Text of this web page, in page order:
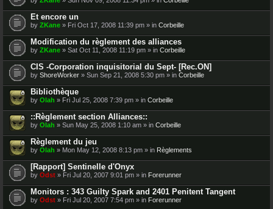
Et encore un
by ZKane » Fri Oct 17, 2008 11:39 pm » in Corbeille
Modification du règlement des alliances
by ZKane » Sat Oct 11, 2008 11:19 pm » in Corbeille
CIS -Corporation inquisitorial du Sept- [Rec.ON]
by ShoreWorker » Sun Sep 21, 2008 5:30 pm » in Corbeille
Bibliothèque
by Olah » Fri Jul 25, 2008 7:39 pm » in Corbeille
::Règlement section Alliances::
by Olah » Sun May 25, 2008 1:10 am » in Corbeille
Règlement du jeu
by Olah » Mon May 12, 2008 8:13 pm » in Règlements
[Rapport] Sentinelle d'Onyx
by Odst » Fri Jul 20, 2007 9:01 pm » in Forerunner
Monitors : 343 Guilty Spark and 2401 Penitent Tangent
by Odst » Fri Jul 20, 2007 7:54 pm » in Forerunner